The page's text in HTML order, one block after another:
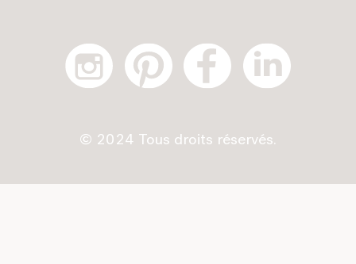
© 2024 Tous droits réservés.